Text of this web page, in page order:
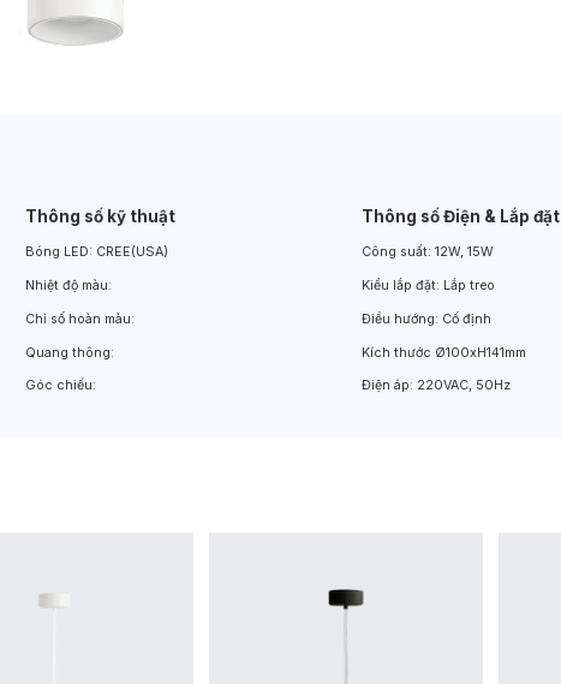
Thông số kỹ thuật
Bóng LED: CREE(USA)
Nhiệt độ màu:
Chỉ số hoàn màu:
Quang thông:
Góc chiếu:
Thông số Điện & Lắp đặt
Công suất:12W, 15W
Kiểu lắp đặt: Lắp treo
Điều hướng: Cố định
Kích thước Ø100xH141mm
Điện áp: 220VAC, 50Hz